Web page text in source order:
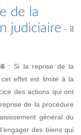
de la
judiciaire - il
: Si la reprise de la
effet est limité à la
des actions qui ont
de la procédure
général du
des biens qui